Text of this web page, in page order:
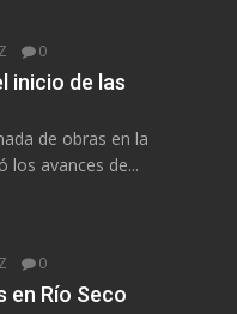
0
inicio de las
de obras en la
los avances de...
0
en Río Seco